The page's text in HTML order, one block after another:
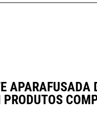
PRODUTOS